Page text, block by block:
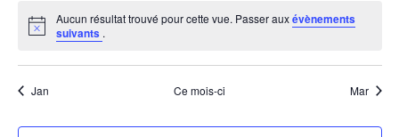
Notice
Aucun résultat trouvé pour cette vue. Passer auxévènements
suivants .
Jan Ce mois-ci Mar